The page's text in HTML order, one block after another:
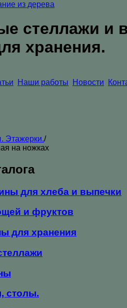
стеллажи и
хранения.
Наши работы Новости
Этажерки./
на ножках
для хлеба и выпечки
и фруктов
для хранения
столы.